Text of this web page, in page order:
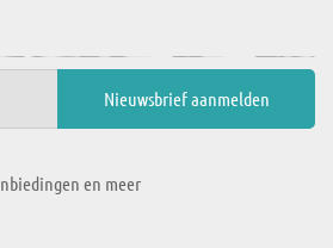
en meer